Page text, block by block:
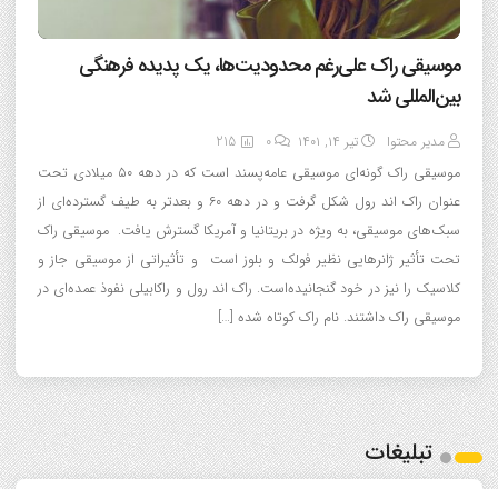
موسیقی راک علی‌رغم محدودیت‌ها، یک پدیده فرهنگی
بین‌المللی شد
مدیر محتوا تیر ۱۴, ۱۴۰۱ 0
215
موسیقی راک گونه‌ای موسیقی عامه‌پسند است که در دهه ۵۰ میلادی تحت
عنوان راک اند رول شکل گرفت و در دهه ۶۰ و بعدتر به طیف گسترده‌ای از
سبک‌های موسیقی، به ویژه در بریتانیا و آمریکا گسترش یافت. موسیقی راک
تحت تأثیر ژانرهایی نظیر فولک و بلوز است و تأثیراتی از موسیقی جاز و
کلاسیک را نیز در خود گنجانیده‌است. راک اند رول و راکابیلی نفوذ عمده‌ای در
موسیقی راک داشتند. نام راک کوتاه شده […]
تبلیغات